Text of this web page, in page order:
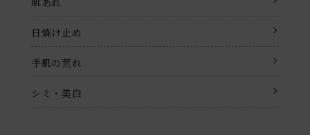
日焼け止め
手肌の荒れ
シミ・美白